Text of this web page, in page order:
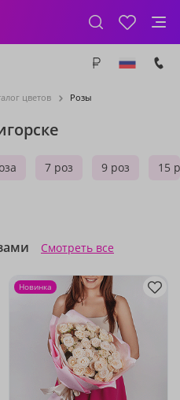
цветов Розы
7 роз 9 роз 15
Смотреть все
Новинка